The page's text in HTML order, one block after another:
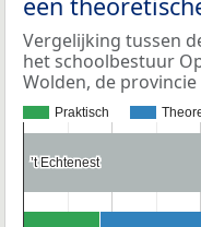
een
Vergelijking tussen
het schoolbestuur
Wolden, de
Praktisch
’t Echtenest
’t Echtenest